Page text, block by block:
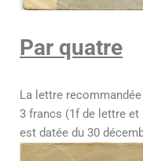
Par quatre
La lettre
3 francs (1f de lettre
est datée du 30